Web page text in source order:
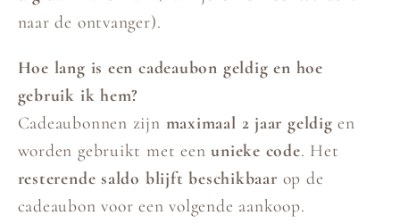
naar de ontvanger).
Hoe lang is een cadeaubon geldig en hoe
gebruik ik hem?
Cadeaubonnen zijn maximaal 2 jaar geldig en
worden gebruikt met eenunieke code. Het
resterende saldo blijft beschikbaar op de
cadeaubon voor een volgende aankoop.